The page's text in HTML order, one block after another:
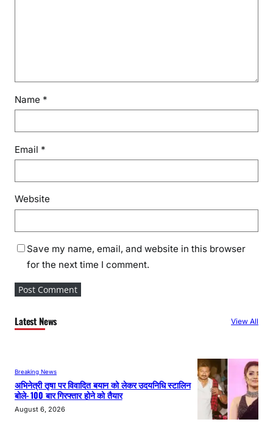
Name *
Email *
Website
Save my name, email, and website in this browser
for the next time I comment.
Latest News View All
Breaking News
अभिनेत्री तृषा पर विवादित बयान को लेकर उदयनिधि स्टालिन
बोले- 100 बार गिरफ्तार होने को तैयार
August 6, 2026